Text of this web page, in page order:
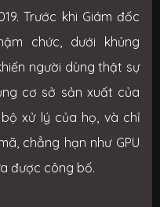
Trước khi Giám đốc
chức, dưới khủng
người dùng thật sự
cơ sở sản xuất của
xử lý của họ, và chỉ
chẳng hạn như GPU
được công bố.